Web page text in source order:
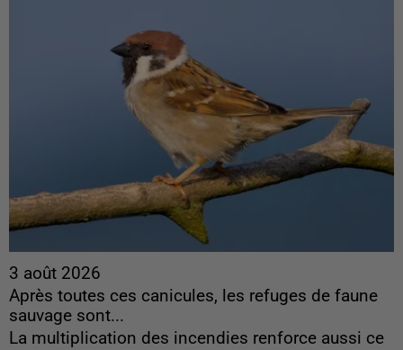
3 août 2026
Après toutes ces canicules, les refuges de faune
sauvage sont...
La multiplication des incendies renforce aussi ce